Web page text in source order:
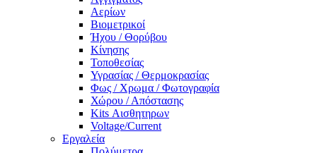
Αερίων
Βιομετρικοί
Ήχου / Θορύβου
Κίνησης
Τοποθεσίας
Υγρασίας / Θερμοκρασίας
Φως / Χρωμα / Φωτογραφία
Χώρου / Απόστασης
Kits Αισθητηρων
Voltage/Current
Εργαλεία